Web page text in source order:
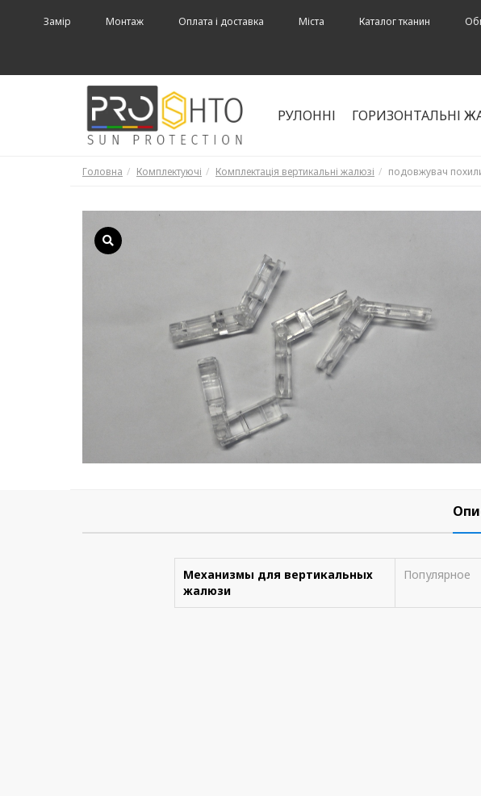
Замір Монтаж Оплата і доставка Міста Каталог тканин
РУЛОННІ ГОРИЗОНТАЛЬНІ
Головна Комплектуючі Комплектація вертикальні жалюзі подовжувач
Механизмы для вертикальных
жалюзи
Популярное